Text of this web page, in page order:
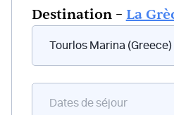
Destination – La
flottant
bateau